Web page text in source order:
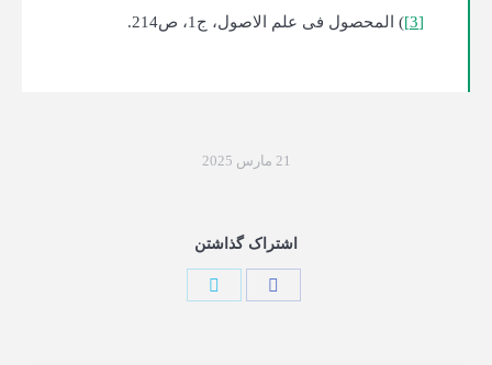
[3] ) المحصول فی علم الاصول، ج1، ص214.
21 مارس 2025
اشتراک گذاشتن